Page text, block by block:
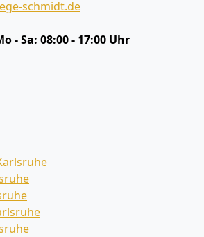
schmidt.de
- Sa: 08:00 - 17:00 Uhr